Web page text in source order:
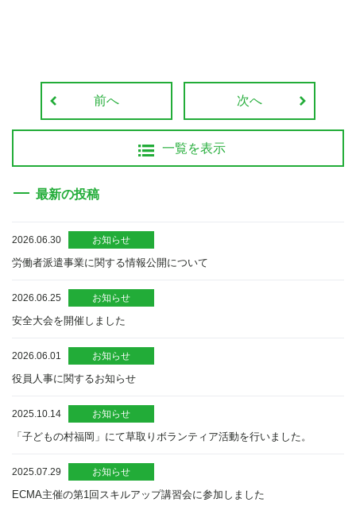
前へ
一覧を表示
次へ
最新の投稿
2026.06.30 お知らせ
労働者派遣事業に関する情報公開について
2026.06.25 お知らせ
安全大会を開催しました
2026.06.01 お知らせ
役員人事に関するお知らせ
2025.10.14 お知らせ
「子どもの村福岡」にて草取りボランティア活動を行いました。
2025.07.29 お知らせ
ECMA主催の第1回スキルアップ講習会に参加しました